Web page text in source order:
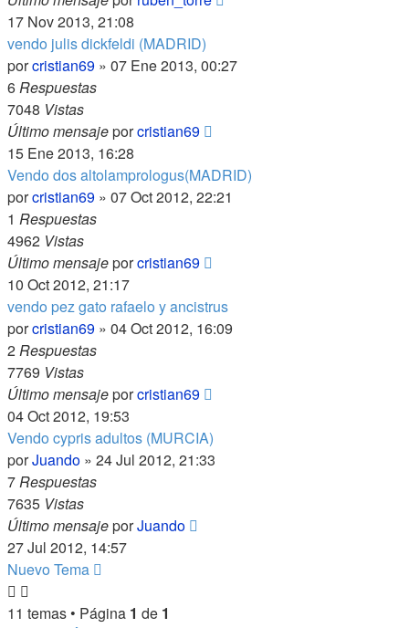
17 Nov 2013, 21:08
vendo julis dickfeldi (MADRID)
porcristian69 » 07 Ene 2013, 00:27
6Respuestas
7048 Vistas
Último mensajeporcristian69
15 Ene 2013, 16:28
Vendo dos altolamprologus(MADRID)
porcristian69 » 07 Oct 2012, 22:21
1 Respuestas
4962 Vistas
Último mensajeporcristian69
10 Oct 2012, 21:17
vendo pez gato rafaelo y ancistrus
porcristian69 » 04 Oct 2012, 16:09
2Respuestas
7769 Vistas
Último mensajeporcristian69
04 Oct 2012, 19:53
Vendo cypris adultos (MURCIA)
porJuando » 24 Jul 2012, 21:33
7Respuestas
7635 Vistas
Último mensajeporJuando
27 Jul 2012, 14:57
Nuevo Tema
11 temas • Página 1 de 1